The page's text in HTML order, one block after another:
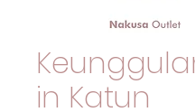
in Katun